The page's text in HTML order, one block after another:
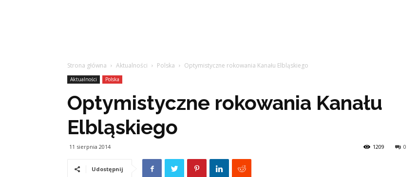
Strona główna Aktualności Polska Optymistyczne rokowania Kanału Elbląskiego
Aktualności Polska
Optymistyczne rokowania Kanału
Elbląskiego
11 sierpnia 2014 0
1209
Udostępnij